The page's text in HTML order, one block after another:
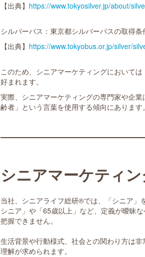
【出典】 https://www.tokyosilver.jp/about/
シルバーパス：東京都シルバーパスの取得条
【出典】 https://www.tokyobus.or.jp/silver/
このため、シニアマーケティングにおいて
好まれます。
実際、シニアマーケティングの専門家や企
齢者」という言葉を使用する傾向にあります。
シニアマーケティ
当社、シニアライフ総研®では、「シニア
シニア」や「65歳以上」など、定義が曖昧
把握できません。
生活背景や行動様式、社会との関わり方は
理解が求められます。